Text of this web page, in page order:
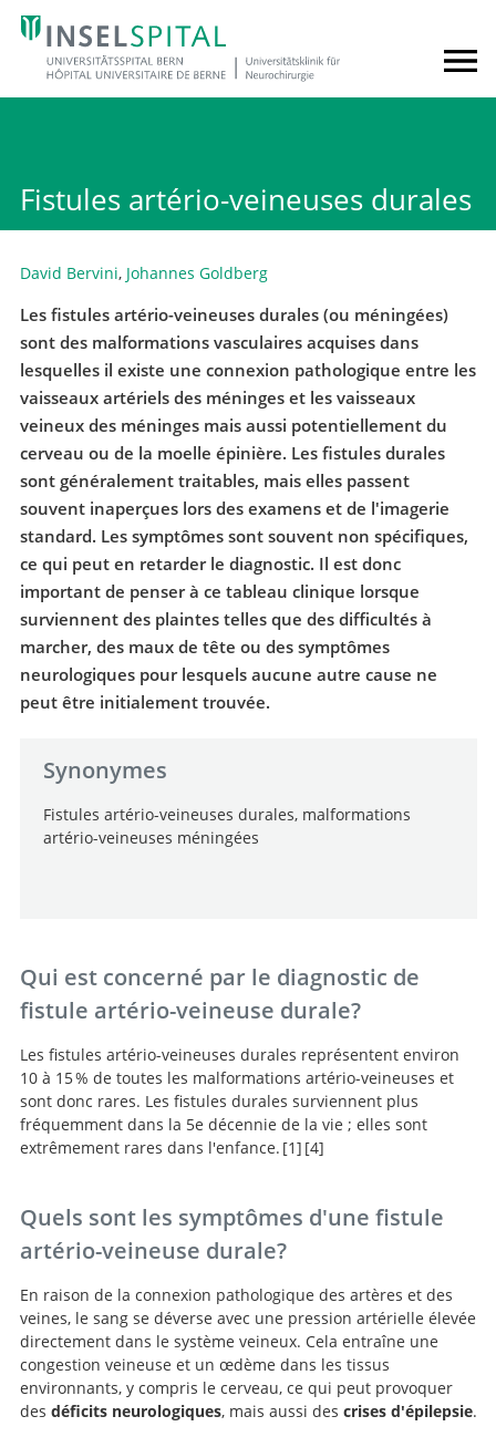
Fistules artério-veineuses durales
David Bervini, Johannes Goldberg
Les fistules artério-veineuses durales (ou méningées)
sont des malformations vasculaires acquises dans
lesquelles il existe une connexion pathologique entre les
vaisseaux artériels des méninges et les vaisseaux
veineux des méninges mais aussi potentiellement du
cerveau ou de la moelle épinière. Les fistules durales
sont généralement traitables, mais elles passent
souvent inaperçues lors des examens et de l'imagerie
standard. Les symptômes sont souvent non spécifiques,
ce qui peut en retarder le diagnostic. Il est donc
important de penser à ce tableau clinique lorsque
surviennent des plaintes telles que des difficultés à
marcher, des maux de tête ou des symptômes
neurologiques pour lesquels aucune autre cause ne
peut être initialement trouvée.
Synonymes
Fistules artério-veineuses durales, malformations
artério-veineuses méningées
Qui est concerné par le diagnostic de
fistule artério-veineuse durale?
Les fistules artério-veineuses durales représentent environ
10 à 15 % de toutes les malformations artério-veineuses et
sont donc rares. Les fistules durales surviennent plus
fréquemment dans la 5e décennie de la vie ; elles sont
extrêmement rares dans l'enfance. 1
4
Arteriovenous Fistulae.
Quels sont les symptômes d'une fistule
artério-veineuse durale?
En raison de la connexion pathologique des artères et des
veines, le sang se déverse avec une pression artérielle élevée
directement dans le système veineux. Cela entraîne une
congestion veineuse et un œdème dans les tissus
environnants, y compris le cerveau, ce qui peut provoquer
des déficits neurologiques, mais aussi des crises d'épilepsie.